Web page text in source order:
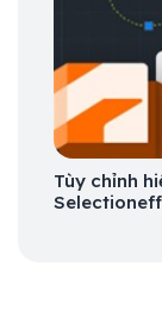
Tùy chỉnh